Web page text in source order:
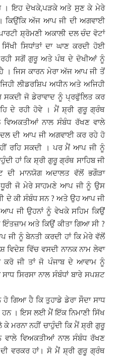
। ਇਹ ਦੇਖਕੇ,ਪੜਕੇ ਅਤੇ ਸੁਣ ਕੇ ਮੇਰੇ
ਕਿਉਂਕਿ ਅੱਜ ਆਪ ਜੀ ਦੀ ਅਗਵਾਈ
ਸ਼੍ਰੋਮਣੀ ਅਕਾਲੀ ਦਲ ਚੰਦ ਵੋਟਾਂ
ਸਿਧਾਂਤਾਂ ਦਾ ਘਾਣ ਕਰਦੀ ਹੋਈ
ਰਹੀ ਸਗੋਂ ਗੁਰੂ ਅਤੇ ਪੰਥ ਦੇ ਦੋਖੀਆਂ ਨੂੰ
। ਜਿਸ ਕਾਰਨ ਮੇਰਾ ਅੱਜ ਆਪ ਜੀ ਤੋਂ
ਲੀਡਰਸ਼ਿਪ ਅਧੀਨ ਅਤੇ ਅਜਿਹੀ
ਸਕਦੀ ਜੋ ਡੇਰਾਵਾਦ ਨੂੰ ਪ੍ਰਫੁੱਲਿਤ ਕਰ
ਦੇ ਰਹੀ ਹੋਵੇ । ਮੈਂ ਸ਼੍ਰੀ ਗੁਰੂ ਗ੍ਰੰਥ
ਵਿਅਕਤੀਆਂ ਨਾਲ ਸੰਬੰਧ ਰੱਖਣ ਵਾਲੇ
ਦਲ ਦੀ ਆਪ ਜੀ ਅਗਵਾਈ ਕਰ ਰਹੇ ਹੋ
ਰਹਿ ਸਕਦੀ । ਪਰ ਮੈਂ ਆਪ ਜੀ ਨੂੰ
ਹਾਂ ਕਿ ਸ਼੍ਰੀ ਗੁਰੂ ਗ੍ਰੰਥ ਸਾਹਿਬ ਜੀ
ਦੀ ਮਾਨਯੋਗ ਅਦਾਲਤ ਵੱਲੋਂ ਭਗੌੜਾ
ਜੋ ਮੇਰੇ ਸਾਹਮਣੇ ਆਪ ਜੀ ਨੂੰ ਉਸ
ਦੇ ਕੀ ਸੰਬੰਧ ਸਨ ? ਅਤੇ ਉਹ ਆਪ ਜੀ
ਜੀ ਉਹਨਾਂ ਨੂੰ ਵੇਖਕੇ ਸਹਿਮ ਕਿਉਂ
ਇੰਤਜ਼ਾਮ ਅਤੇ ਕਿਉਂ ਕੀਤਾ ਗਿਆ ਸੀ ?
ਜੀ ਨੂੰ ਬੇਨਤੀ ਕਰਦੀ ਹਾਂ ਕਿ ਮੇਰੇ ਵੱਲੋਂ
ਵਿਦੇਸ਼ ਵਿੱਚ ਵਸਦੀ ਨਾਨਕ ਨਾਮ ਲੇਵਾ
ਕਰੋ ਜੀ ਤਾਂ ਜੋ ਪੰਜਾਬ ਦੇ ਆਵਾਮ ਨੂੰ
ਸਿਰਸਾ ਨਾਲ ਸੰਬੰਧਾਂ ਬਾਰੇ ਸਪਸ਼ਟ
ਹੋ ਗਿਆ ਹੈ ਕਿ ਤੁਹਾਡੇ ਡੇਰਾ ਸੌਦਾ ਸਾਧ
ਹਨ । ਇਸ ਲਈ ਮੈਂ ਇੱਕ ਨਿਮਾਣੀ ਸਿੱਖ
ਮਰਨਾ ਨਹੀਂ ਚਾਹੁੰਦੀ ਕਿ ਮੈਂ ਸ਼੍ਰੀ ਗੁਰੂ
ਵਾਲੇ ਵਿਅਕਤੀਆਂ ਨਾਲ ਸੰਬੰਧ ਰੱਖਣ
ਦੀ ਵਰਕਰ ਹਾਂ। ਸੋ ਮੈਂ ਸ਼੍ਰੀ ਗੁਰੂ ਗ੍ਰੰਥ